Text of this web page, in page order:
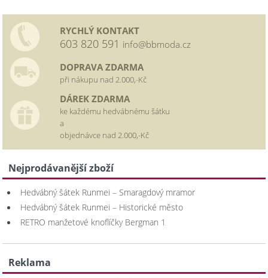
RYCHLÝ KONTAKT
603 820 591 info@bbmoda.cz
DOPRAVA ZDARMA
při nákupu nad 2.000,-Kč
DÁREK ZDARMA
ke každému hedvábnému šátku
a
objednávce nad 2.000,-Kč
Nejprodávanější zboží
Hedvábný šátek Runmei – Smaragdový mramor
Hedvábný šátek Runmei – Historické město
RETRO manžetové knoflíčky Bergman 1
Reklama